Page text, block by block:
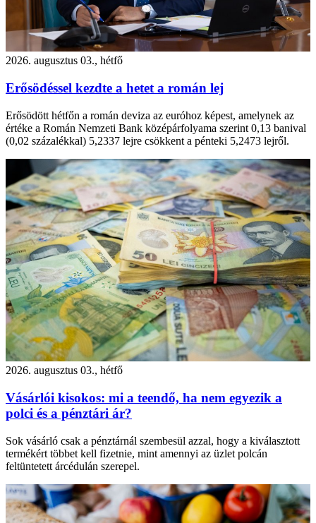
2026. augusztus 03., hétfő
Erősödéssel kezdte a hetet a román lej
Erősödött hétfőn a román deviza az euróhoz képest, amelynek az
értéke a Román Nemzeti Bank középárfolyama szerint 0,13 banival
(0,02 százalékkal) 5,2337 lejre csökkent a pénteki 5,2473 lejről.
2026. augusztus 03., hétfő
Vásárlói kisokos: mi a teendő, ha nem egyezik a
polci és a pénztári ár?
Sok vásárló csak a pénztárnál szembesül azzal, hogy a kiválasztott
termékért többet kell fizetnie, mint amennyi az üzlet polcán
feltüntetett árcédulán szerepel.